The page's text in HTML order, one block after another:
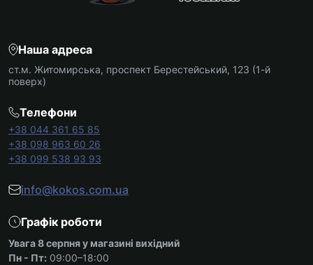
Наша адреса
ст.м. Житомирська, проспект Берестейський, 123 (1-й
поверх)
Телефони
+38 044 361 65 85
+38 098 963 60 26
+38 099 538 93 93
info@kokos.com.ua
Графік роботи
Увага 8 серпня у магазині вихідний
Пн - Пт: 09:00–18:00